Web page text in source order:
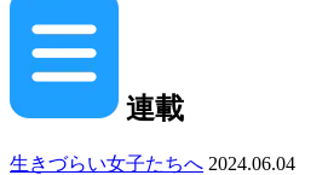
連載
生きづらい女子たちへ 2024.06.04